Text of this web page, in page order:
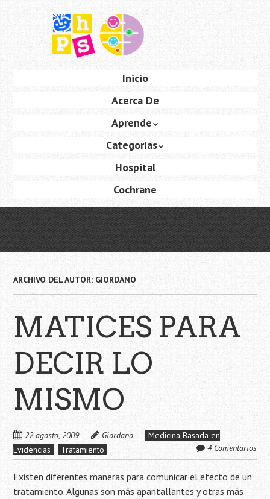
principal
Inicio
Acerca De
Aprende
Categorías
Hospital
Cochrane
ARCHIVO DEL AUTOR: GIORDANO
MATICES PARA
DECIR LO
MISMO
22 agosto, 2009 Giordano
Medicina Basada en
Evidencias
Tratamiento 4 Comentarios
Existen diferentes maneras para comunicar el efecto de un
tratamiento. Algunas son más apantallantes y otras más